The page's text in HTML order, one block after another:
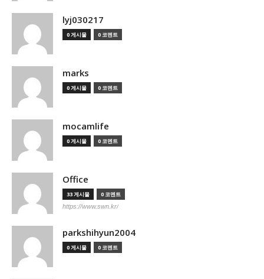
lyj030217
0 게시물 0 코멘트
marks
0 게시물 0 코멘트
mocamlife
0 게시물 0 코멘트
Office
33 게시물 0 코멘트
https://www.swn.kr/
parkshihyun2004
0 게시물 0 코멘트